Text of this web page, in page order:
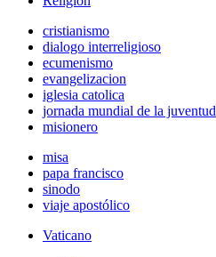
cristianismo
dialogo interreligioso
ecumenismo
evangelizacion
iglesia catolica
jornada mundial de la juventud
misionero
misa
papa francisco
sinodo
viaje apostólico
Vaticano